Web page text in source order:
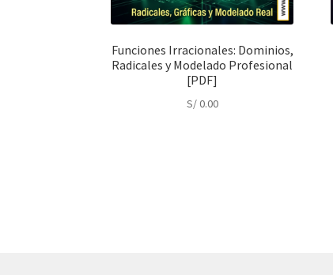
Funciones Irracionales: Dominios,
Radicales y Modelado Profesional
[PDF]
S/0.00